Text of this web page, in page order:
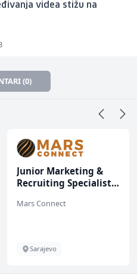
videa stižu na
(0)
Junior Marketing &
Recruiting Specialist
Mars Connect
Sarajevo